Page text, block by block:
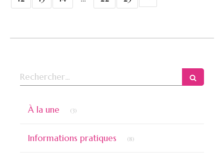
Rechercher
À la une (3)
Informations pratiques (8)